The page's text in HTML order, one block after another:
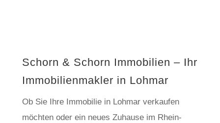
Schorn & Schorn Immobilien – Ihr
Immobilienmakler in Lohmar
Ob Sie Ihre Immobilie in Lohmar verkaufen
möchten oder ein neues Zuhause im Rhein-